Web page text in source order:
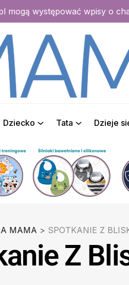
mogą występować wpisy o
Dziecko Tata Dzieje
MAMA > SPOTKANIE Z
Z